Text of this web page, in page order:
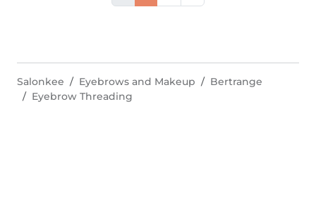
Salonkee Eyebrows and Makeup
Bertrange
Eyebrow Threading